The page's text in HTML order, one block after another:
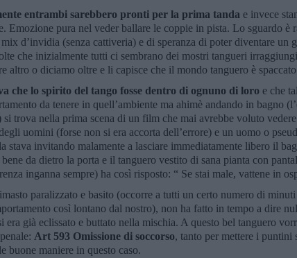
entrambi sarebbero pronti per la prima tanda e invece
Emozione pura nel veder ballare le coppie in pista. Lo sguardo è
d’invidia (senza cattiveria) e di speranza di poter diventare un
che inizialmente tutti ci sembrano dei mostri tangueri
altro o diciamo oltre e li capisce che il mondo tanguero è
che lo spirito del tango fosse dentro di ognuno di loro e che
da tenere in quell’ambiente ma ahimè andando in bagno
si trova nella prima scena di un film che mai avrebbe voluto
uomini (forse non si era accorta dell’errore) e un uomo o
stava invitando malamente a lasciare immediatamente libero il
bene da dietro la porta e il tanguero vestito di sana pianta con
inganna sempre) ha così risposto: “ Se stai male, vattene in
paralizzato e basito (occorre a tutti un certo numero di
così lontano dal nostro), non ha fatto in tempo a dire
era già eclissato e buttato nella mischia. A questo bel tanguero
Art 593 Omissione di soccorso, tanto per mettere i puntini
buone maniere in questo caso.